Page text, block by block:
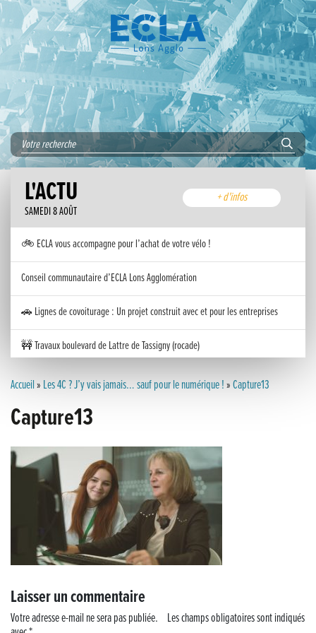
L'ACTU
SAMEDI 8 AOÛT
+ d'infos
🚲 ECLA vous accompagne pour l’achat de votre vélo !
Conseil communautaire d’ECLA Lons Agglomération
🚗 Lignes de covoiturage : Un projet construit avec et pour les entreprises
🚧 Travaux boulevard de Lattre de Tassigny (rocade)
Inauguration nouvelle station d’épuration (STEP) de Trenal
Festival des solutions écologiques 2026
Meilleurs voeux 2026
« France, une histoire d’amour », l’avant-première au Cinéma 4C !
Les Saisons Baroques du Jura 2025
Journée nationale de la Résistance
Cyclosportive de La Vache qui rit : édition 2025
Accueil» Les 4C ? J’y vais jamais… sauf pour le numérique !»Capture13
Capture13
Laisser un commentaire
Votre adresse e-mail ne sera pas publiée.
Les champs obligatoires sont indiqués